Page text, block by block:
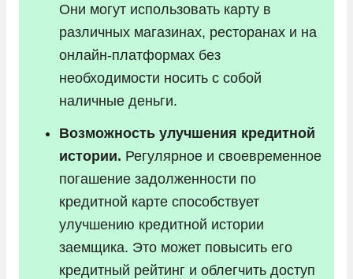
Они могут использовать карту в
различных магазинах, ресторанах и на
онлайн-платформах без
необходимости носить с собой
наличные деньги.
Возможность улучшения кредитной
истории. Регулярное и своевременное
погашение задолженности по
кредитной карте способствует
улучшению кредитной истории
заемщика. Это может повысить его
кредитный рейтинг и облегчить доступ